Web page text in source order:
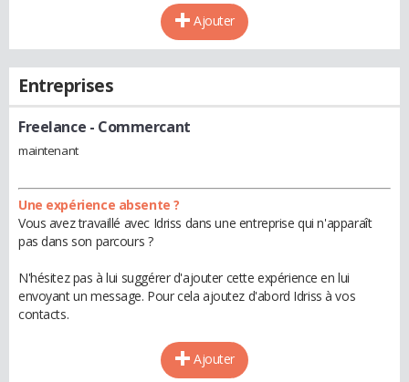
Ajouter
Entreprises
Freelance - Commercant
maintenant
Une expérience absente ?
Vous avez travaillé avec Idriss dans une entreprise qui n'apparaît
pas dans son parcours ?
N'hésitez pas à lui suggérer d'ajouter cette expérience en lui
envoyant un message. Pour cela ajoutez d'abord Idriss à vos
contacts.
Ajouter